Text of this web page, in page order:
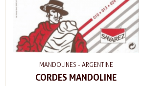
MANDOLINES - ARGENTINE
CORDES MANDOLINE